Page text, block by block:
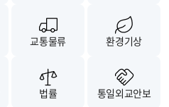
교통물류 환경기상
법률 통일외교안보